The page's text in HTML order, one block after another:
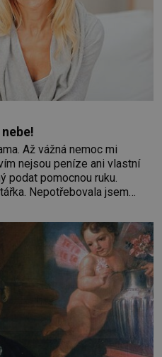
Až vážná nemoc mi
nejsou peníze ani vlastní
podat pomocnou ruku.
Nepotřebovala jsem
jsem odešla z rodného